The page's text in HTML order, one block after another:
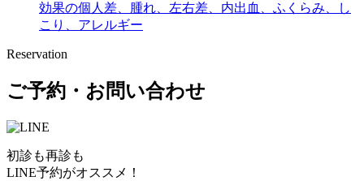
効果の個人差、腫れ、左右差、内出血、ふくらみ、し
こり、アレルギー
Reservation
ご予約・お問い合わせ
初診も再診も
LINE予約がオススメ！